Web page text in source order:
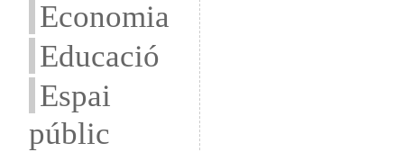
Economia
Educació
Espai
públic